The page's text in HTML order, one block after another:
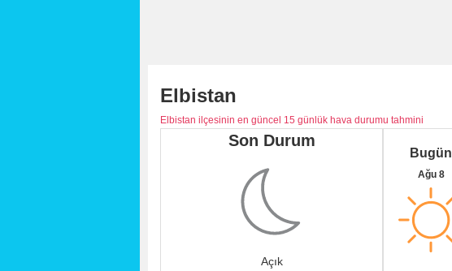
Elbistan
Elbistan ilçesinin en güncel 15 günlük hava durumu tahmini
Son Durum
Açık
Bugün
Ağu 8